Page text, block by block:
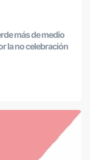
más de medio
la no celebración